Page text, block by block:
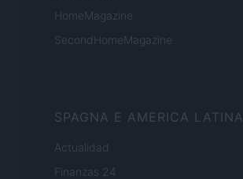
HomeMagazine
SecondHomeMagazine
SPAGNA E AMERICA LATINA
Actualidad
Finanzas 24